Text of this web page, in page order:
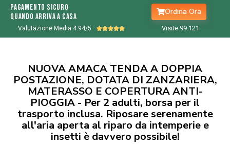
Pagamento sicuro
quando arriva a casa
Ordina Ora
Valutazione Media 4.94/5  Visite 99.122
NUOVA AMACA TENDA A DOPPIA
POSTAZIONE, DOTATA DI ZANZARIERA,
MATERASSO E COPERTURA ANTI-
PIOGGIA - Per 2 adulti, borsa per il
trasporto inclusa. Riposare serenamente
all'aria aperta al riparo da intemperie e
insetti è davvero possibile!